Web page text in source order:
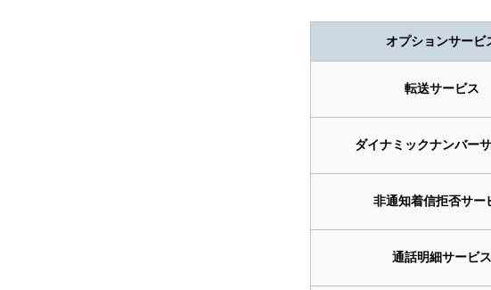
オプションサービ
転送サービス
ダイナミックナンバー
非通知着信拒否サー
通話明細サービス